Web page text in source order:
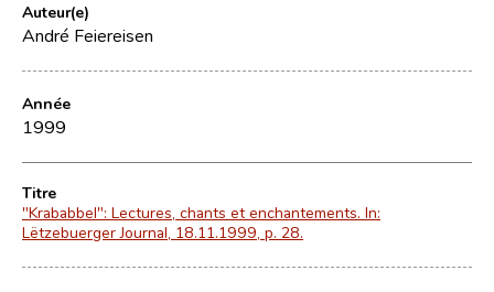
Auteur(e)
André Feiereisen
Année
1999
Titre
"Krababbel": Lectures, chants et enchantements. In:
Lëtzebuerger Journal, 18.11.1999, p. 28.